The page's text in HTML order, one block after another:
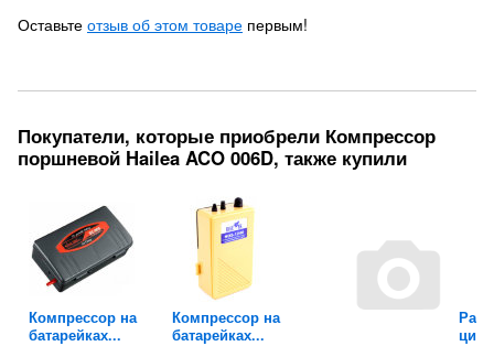
Оставьте отзыв об этом товаре первым!
Покупатели, которые приобрели Компрессор
поршневой Hailea ACO 006D, также купили
Компрессор на
батарейках...
Компрессор на
батарейках...